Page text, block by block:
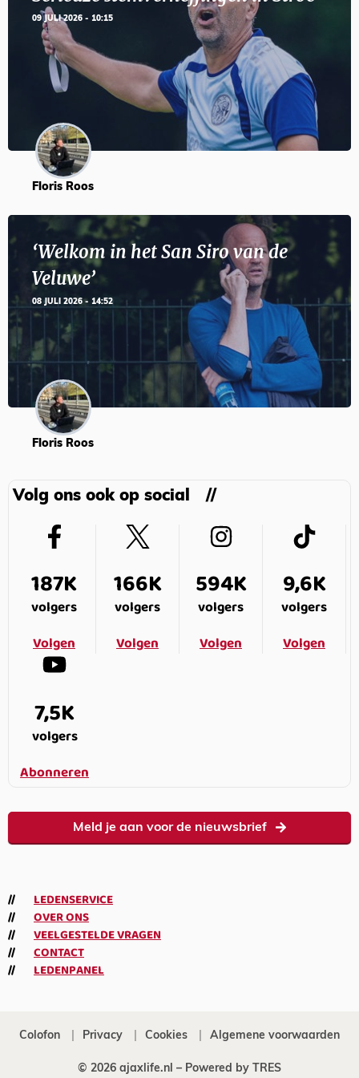
09 JULI 2026 - 10:15
Floris Roos
‘Welkom in het San Siro van de
Veluwe’
08 JULI 2026 - 14:52
Floris Roos
Volg ons ook op social
187K
volgers
Volgen
166K
volgers
Volgen
594K
volgers
Volgen
9,6K
volgers
Volgen
7,5K
volgers
Abonneren
Meld je aan voor de nieuwsbrief
LEDENSERVICE
OVER ONS
VEELGESTELDE VRAGEN
CONTACT
LEDENPANEL
Colofon Privacy Cookies Algemene voorwaarden
© 2026 ajaxlife.nl – Powered by TRES